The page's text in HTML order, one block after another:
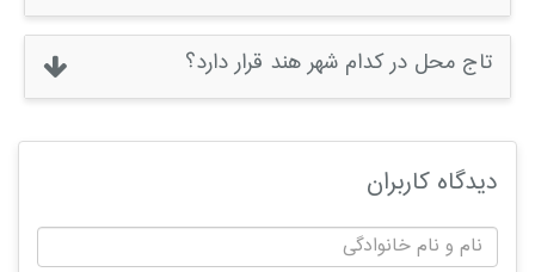
تاج محل در کدام شهر هند قرار دارد؟
دیدگاه کاربران